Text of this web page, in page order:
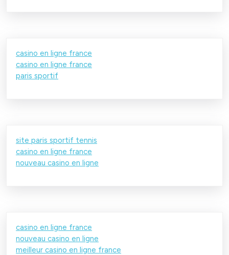
casino en ligne france
casino en ligne france
paris sportif
site paris sportif tennis
casino en ligne france
nouveau casino en ligne
casino en ligne france
nouveau casino en ligne
meilleur casino en ligne france